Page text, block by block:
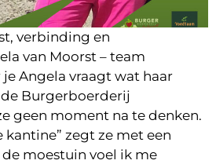
verbinding en
van Moorst – team
Angela vraagt wat haar
Burgerboerderij
geen moment na te denken.
kantine” zegt ze met een
moestuin voel ik me